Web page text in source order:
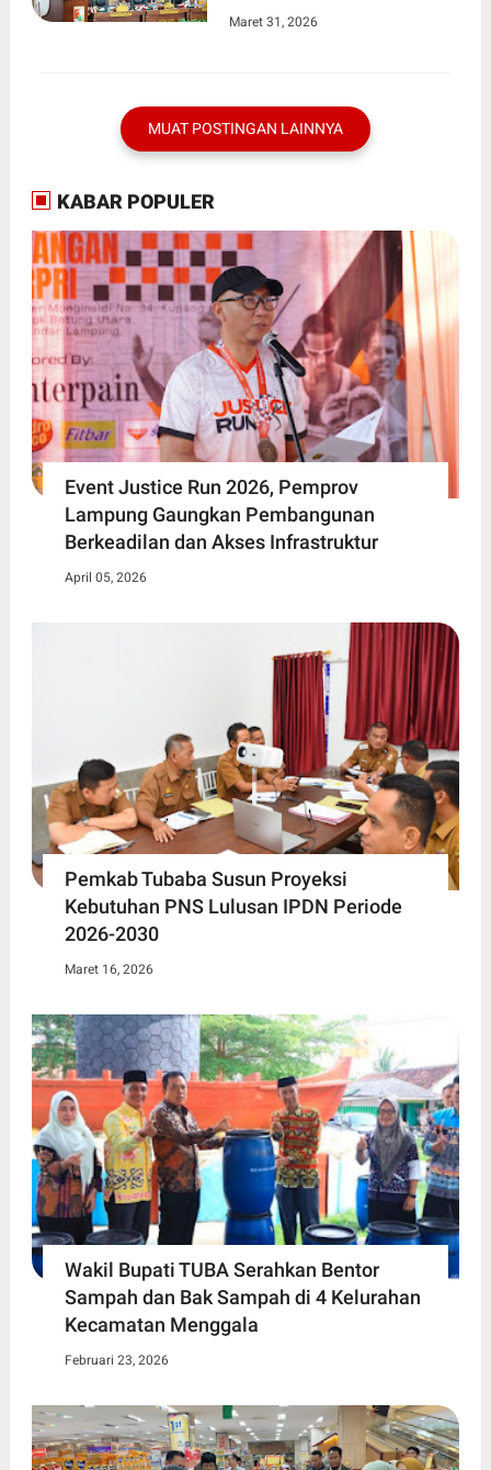
Maret 31, 2026
MUAT POSTINGAN LAINNYA
KABAR POPULER
Event Justice Run 2026, Pemprov
Lampung Gaungkan Pembangunan
Berkeadilan dan Akses Infrastruktur
April 05, 2026
Pemkab Tubaba Susun Proyeksi
Kebutuhan PNS Lulusan IPDN Periode
2026-2030
Maret 16, 2026
Wakil Bupati TUBA Serahkan Bentor
Sampah dan Bak Sampah di 4 Kelurahan
Kecamatan Menggala
Februari 23, 2026